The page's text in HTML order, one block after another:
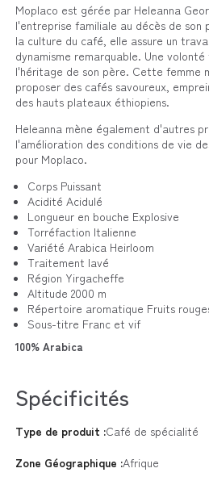
Moplaco est gérée par Heleanna
l'entreprise familiale au décès de son
la culture du café, elle assure un
dynamisme remarquable. Une
l'héritage de son père. Cette femme
proposer des cafés savoureux,
des hauts plateaux éthiopiens.
Heleanna mène également d'autres
l'amélioration des conditions de vie
pour Moplaco.
CorpsPuissant
Acidité Acidulé
Longueur en bouche Explosive
Torréfaction Italienne
Variété Arabica Heirloom
Traitement lavé
Région Yirgacheffe
Altitude 2000 m
Répertoire aromatique Fruits
Sous-titre Franc et vif
100% Arabica
Spécificités
Type de produit :Café de spécialité
Zone Géographique :Afrique